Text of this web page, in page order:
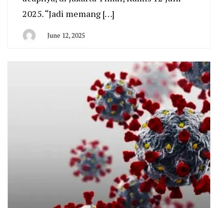
2025. “Jadi memang […]
June 12, 2025